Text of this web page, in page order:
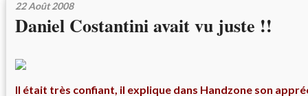
22 Août 2008
Daniel Costantini avait vu juste !!
Il était très confiant, il explique dans Handzone son